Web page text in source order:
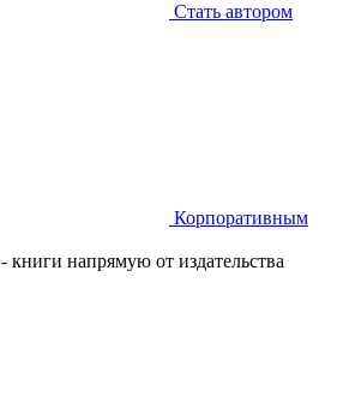
Стать автором
Корпоративным
- книги напрямую от издательства